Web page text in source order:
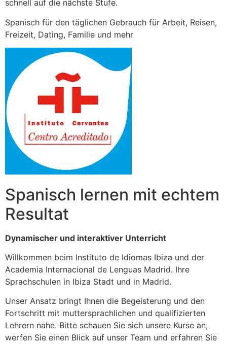
schnell auf die nächste Stufe.
Spanisch für den täglichen Gebrauch für Arbeit, Reisen,
Freizeit, Dating, Familie und mehr
Spanisch lernen mit echtem
Resultat
Dynamischer und interaktiver Unterricht
Willkommen beim Instituto de Idiomas Ibiza und der
Academia Internacional de Lenguas Madrid. Ihre
Sprachschulen in Ibiza Stadt und in Madrid.
Unser Ansatz bringt Ihnen die Begeisterung und den
Fortschritt mit muttersprachlichen und qualifizierten
Lehrern nahe. Bitte schauen Sie sich unsere Kurse an,
werfen Sie einen Blick auf unser Team und erfahren Sie